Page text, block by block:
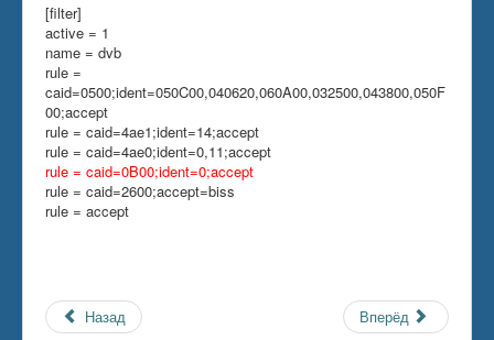
[filter]
active = 1
name = dvb
rule =
caid=0500;ident=050C00,040620,060A00,032500,043800,050F
00;accept
rule = caid=4ae1;ident=14;accept
rule = caid=4ae0;ident=0,11;accept
rule = caid=0B00;ident=0;accept
rule = caid=2600;accept=biss
rule = accept
Назад Вперёд